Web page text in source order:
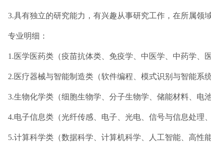
3.具有独立的研究能力，有兴趣从事研究工作，在所属
专业明细：
1.医学医药类（疫苗抗体类、免疫学、中医学、中药学、
2.医疗器械与智能制造类（软件编程、模式识别与智能
3.生物化学类（细胞生物学、分子生物学、储能材料、
4.电子信息类（光纤传感、电子、光电、信号与信息处理
5.计算科学类（数据科学、计算机科学、人工智能、高性